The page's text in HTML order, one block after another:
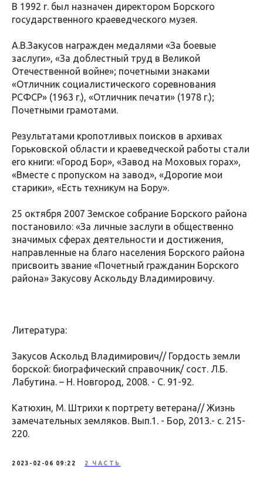
В 1992 г. был назначен директором Борского
государственного краеведческого музея.
А.В.Закусов награжден медалями «За боевые
заслуги», «За доблестный труд в Великой
Отечественной войне»; почетными знаками
«Отличник социалистического соревнования
РСФСР» (1963 г.), «Отличник печати» (1978 г.);
Почетными грамотами.
Результатами кропотливых поисков в архивах
Горьковской области и краеведческой работы стали
его книги: «Город Бор», «Завод на Моховых горах»,
«Вместе с пропуском на завод», «Дорогие мои
старики», «Есть техникум на Бору».
25 октября 2007 Земское собрание Борского района
постановило: «За личные заслуги в общественно
значимых сферах деятельности и достижения,
направленные на благо населения Борского района
присвоить звание «Почетный гражданин Борского
района» Закусову Аскольду Владимировичу.
Литература:
Закусов Аскольд Владимирович// Гордость земли
борской: биографический справочник/ сост. Л.Б.
Лабутина. – Н. Новгород, 2008. - С. 91-92.
Катюхин, М. Штрихи к портрету ветерана// Жизнь
замечательных земляков. Вып.1. - Бор, 2013.- с. 215-
220.
2023-02-06 09:22 2 ЧАСТЬ